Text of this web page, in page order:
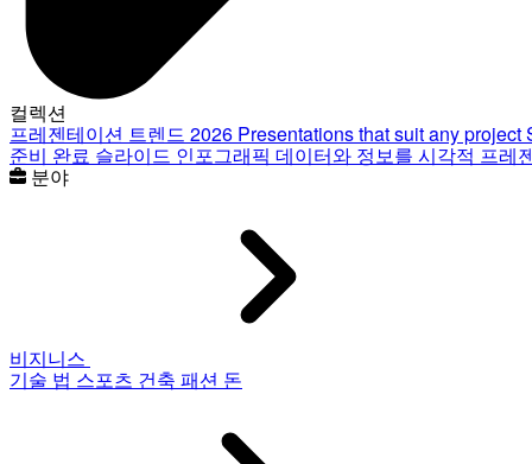
컬렉션
프레젠테이션 트렌드 2026 Presentations that suit any project
준비 완료 슬라이드 인포그래픽 데이터와 정보를 시각적 프레
분야
비지니스
기술 법 스포츠 건축 패션 돈